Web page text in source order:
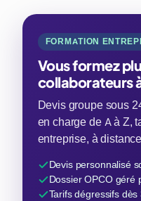
FORMATION
Vous formez
collaborateurs
Devis groupe sous
en charge de A à Z,
entreprise, à
Devis personnalisé
Dossier OPCO géré
Tarifs dégressifs